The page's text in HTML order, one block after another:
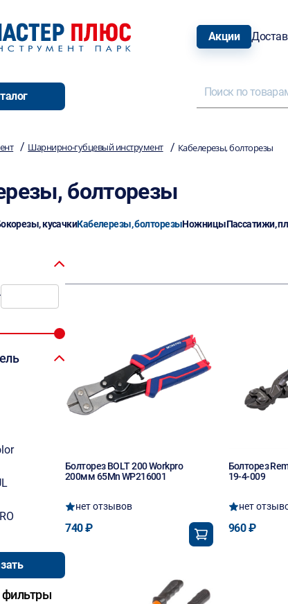
Акции
/ Шарнирно-губцевый инструмент / Кабелерезы, болторезы
болторезы
кусачкиКабелерезы, болторезыНожницыПассатижи,
Болторез BOLT 200 Workpro
200мм 65Mn WP216001
нет отзывов
740 ₽
Болторез
19-4-009
нет
960 ₽